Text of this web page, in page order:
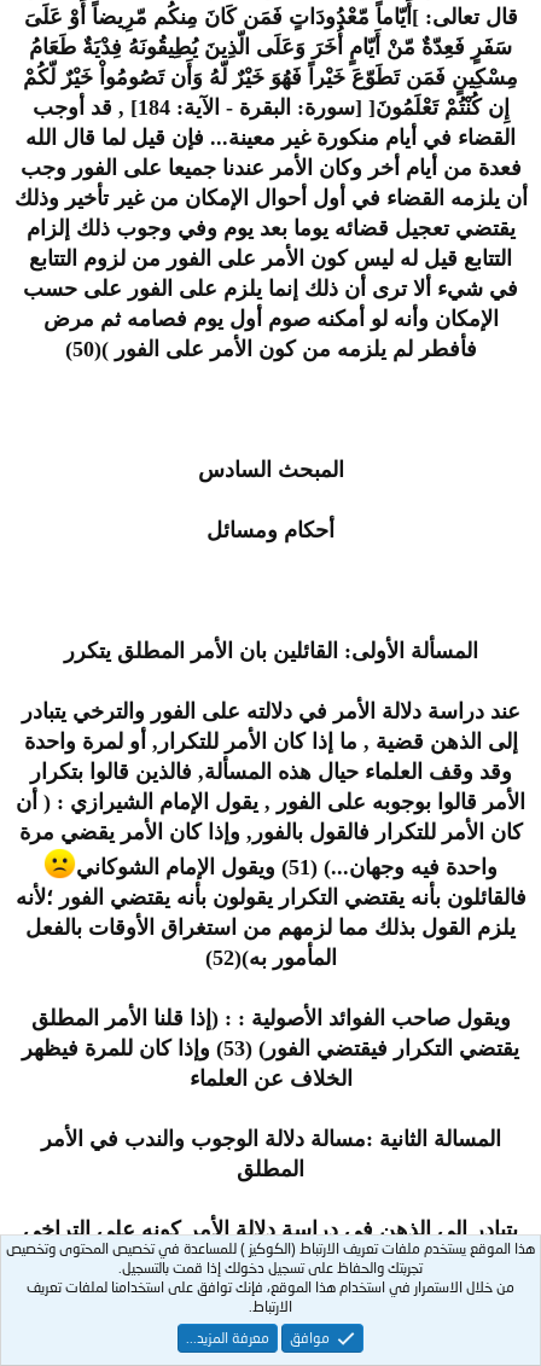
قال تعالى: ]أَيّاماً مّعْدُودَاتٍ فَمَن كَانَ مِنكُم مّرِيضاً أَوْ عَلَىَ
سَفَرٍ فَعِدّةٌ مّنْ أَيّامٍ أُخَرَ وَعَلَى الّذِينَ يُطِيقُونَهُ فِدْيَةٌ طَعَامُ
مِسْكِينٍ فَمَن تَطَوّعَ خَيْراً فَهُوَ خَيْرٌ لّهُ وَأَن تَصُومُواْ خَيْرٌ لّكُمْ
إِن كُنْتُمْ تَعْلَمُونَ[ [سورة: البقرة - الآية: 184] , قد أوجب
القضاء في أيام منكورة غير معينة... فإن قيل لما قال الله
فعدة من أيام أخر وكان الأمر عندنا جميعا على الفور وجب
أن يلزمه القضاء في أول أحوال الإمكان من غير تأخير وذلك
يقتضي تعجيل قضائه يوما بعد يوم وفي وجوب ذلك إلزام
التتابع قيل له ليس كون الأمر على الفور من لزوم التتابع
في شيء ألا ترى أن ذلك إنما يلزم على الفور على حسب
الإمكان وأنه لو أمكنه صوم أول يوم فصامه ثم مرض
فأفطر لم يلزمه من كون الأمر على الفور )(50)
المبحث السادس
أحكام ومسائل
المسألة الأولى: القائلين بان الأمر المطلق يتكرر
عند دراسة دلالة الأمر في دلالته على الفور والترخي يتبادر
إلى الذهن قضية , ما إذا كان الأمر للتكرار, أو لمرة واحدة
وقد وقف العلماء حيال هذه المسألة, فالذين قالوا بتكرار
الأمر قالوا بوجوبه على الفور , يقول الإمام الشيرازي : ( أن
كان الأمر للتكرار فالقول بالفور, وإذا كان الأمر يقضي مرة
واحدة فيه وجهان...) (51) ويقول الإمام الشوكاني
فالقائلون بأنه يقتضي التكرار يقولون بأنه يقتضي الفور ؛لأنه
يلزم القول بذلك مما لزمهم من استغراق الأوقات بالفعل
المأمور به)(52)
ويقول صاحب الفوائد الأصولية : : (إذا قلنا الأمر المطلق
يقتضي التكرار فيقتضي الفور) (53) وإذا كان للمرة فيظهر
الخلاف عن العلماء
المسالة الثانية :مسالة دلالة الوجوب والندب في الأمر
المطلق
يتبادر إلى الذهن في دراسة دلالة الأمر كونه على التراخي
أو الفور قضية ما إذا كان وجوبا أو ندبا والعلماء الأجلاء قد
ذكروا هذا , فدلالة الفور أو التراخي تكون في الأمر سواء
كان على التراخي أو الفور .
هذا الموقع يستخدم ملفات تعريف الارتباط (الكوكيز ) للمساعدة في تخصيص المحتوى وتخصيص
تجربتك والحفاظ على تسجيل دخولك إذا قمت بالتسجيل.
من خلال الاستمرار في استخدام هذا الموقع، فإنك توافق على استخدامنا لملفات تعريف
الارتباط.
موافق
معرفة المزيد...